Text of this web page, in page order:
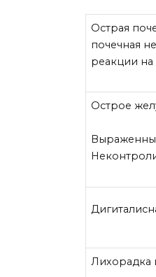
Острая
почечная
реакции на
Острое
Лихорадка